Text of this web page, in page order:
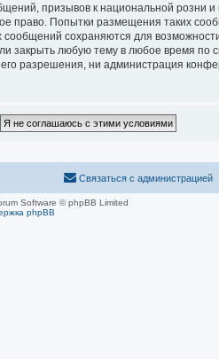
призывов к национальной розни
право. Попытки размещения таких
сохраняются для
любую тему в любое время по
разрешения, ни администрация
Связаться с администрацией
Software © phpBB Limited
phpBB